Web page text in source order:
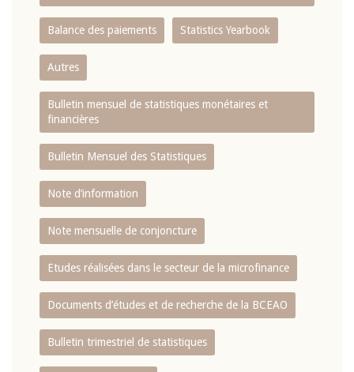
Balance des paiements Statistics Yearbook
Autres
Bulletin mensuel de statistiques monétaires et
financières
Bulletin Mensuel des Statistiques
Note d’information
Note mensuelle de conjoncture
Etudes réalisées dans le secteur de la microfinance
Documents d’études et de recherche de la BCEAO
Bulletin trimestriel de statistiques